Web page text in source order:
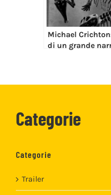
Michael
di un grande
Categorie
Categorie
Trailer